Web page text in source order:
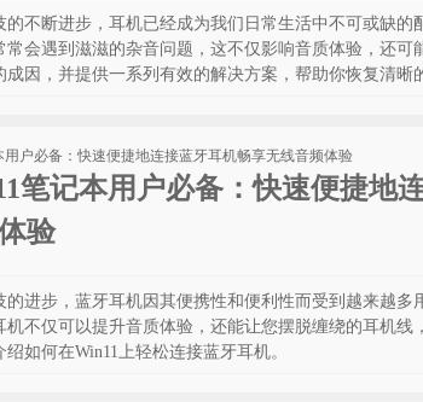
的不断进步，耳机已经成为我们日常生活中不可或缺的
常会遇到滋滋的杂音问题，这不仅影响音质体验，还可
成因，并提供一系列有效的解决方案，帮助你恢复清晰
笔记本用户必备：快速便捷地
验
的进步，蓝牙耳机因其便携性和便利性而受到越来越多
机不仅可以提升音质体验，还能让您摆脱缠绕的耳机线
绍如何在Win11上轻松连接蓝牙耳机。